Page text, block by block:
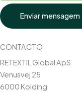
Enviar mensagem
CONTACTO
RETEXTIL Global ApS
Venusvej 25
6000 Kolding